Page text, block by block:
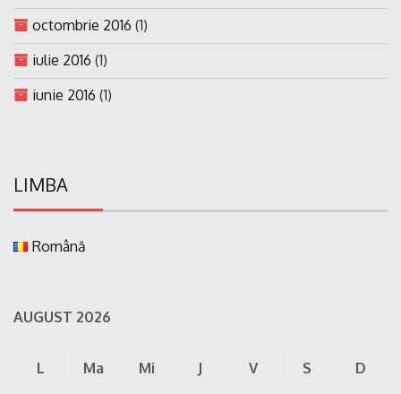
octombrie 2016 (1)
iulie 2016 (1)
iunie 2016 (1)
LIMBA
Română
AUGUST 2026
L Ma Mi J V S D